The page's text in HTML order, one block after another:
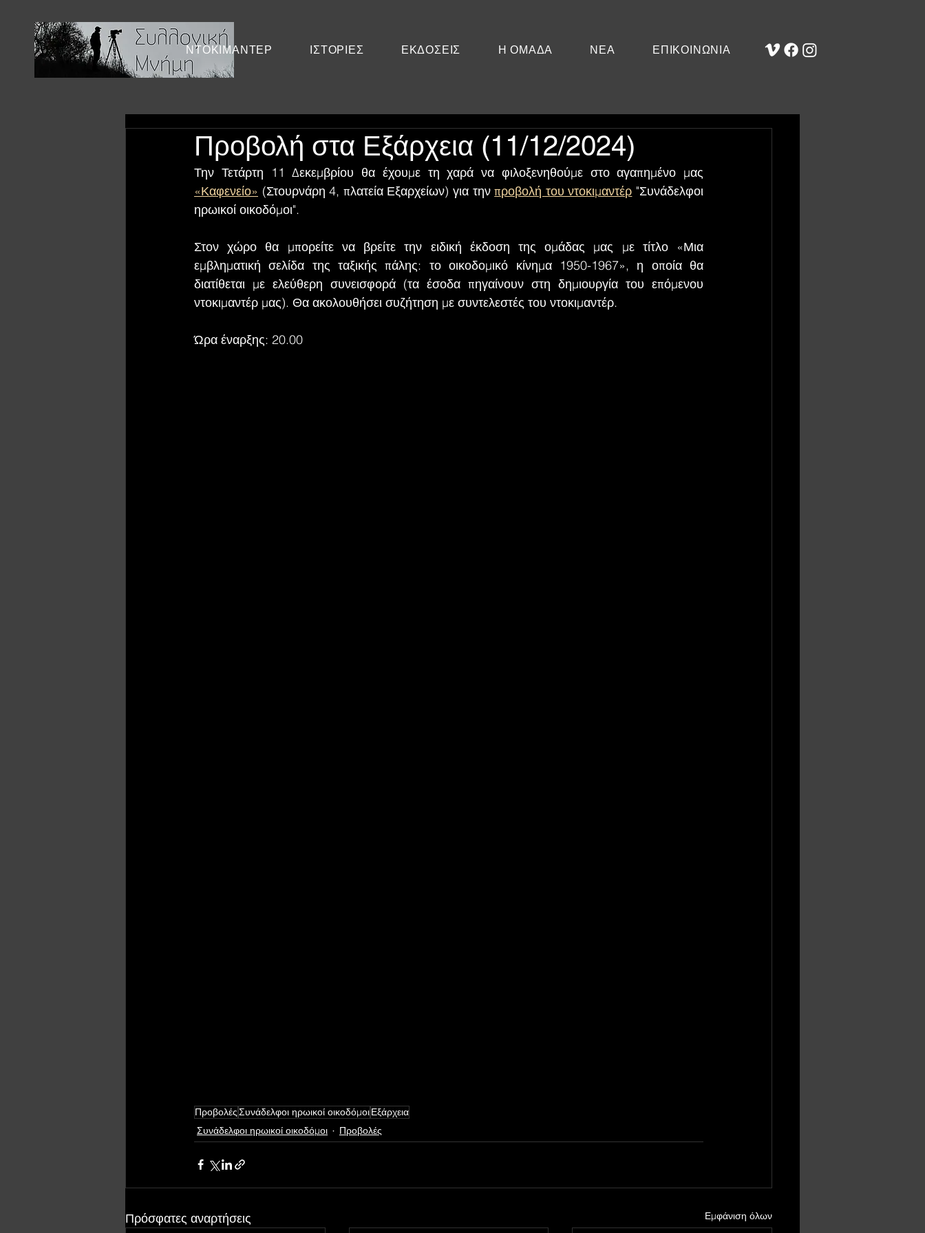
ΝΤΟΚΙΜΑΝΤΕΡ ΙΣΤΟΡΙΕΣ ΕΚΔΟΣΕΙΣ Η ΟΜΑΔΑ ΝΕΑ ΕΠΙΚΟΙΝΩΝΙΑ
Προβολή στα Εξάρχεια (11/12/2024)
«Καφενείο» (Στουρνάρη 4, πλατεία Εξαρχείων) για την προβολή του ντοκιμαντέρ "Συνάδελφοι
ηρωικοί οικοδόμοι".
Στον χώρο θα μπορείτε να βρείτε την ειδική έκδοση της ομάδας μας με τίτλο «Μια
εμβληματική σελίδα της ταξικής πάλης: το οικοδομικό κίνημα 1950-1967», η οποία θα
διατίθεται με ελεύθερη συνεισφορά (τα έσοδα πηγαίνουν στη δημιουργία του επόμενου
ντοκιμαντέρ μας). Θα ακολουθήσει συζήτηση με συντελεστές του ντοκιμαντέρ.
Ώρα έναρξης: 20.00
ΠροβολέςΣυνάδελφοι ηρωικοί οικοδόμοιΕξάρχεια
Συνάδελφοι ηρωικοί οικοδόμοι
Προβολές
Πρόσφατες αναρτήσεις Εμφάνιση όλων